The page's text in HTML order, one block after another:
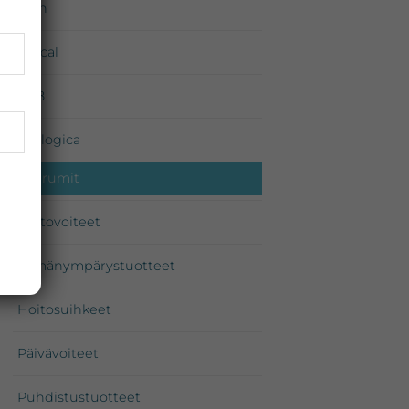
Environ
iS Clinical
Medik8
Dermalogica
Seerumit
Hoitovoiteet
Silmänympärystuotteet
Hoitosuihkeet
Päivävoiteet
Puhdistustuotteet